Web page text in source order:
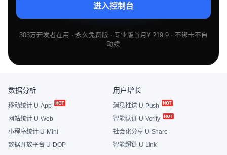
进入控制台
303万开发者在用 · 永久免费版 · 专业版首月¥ ?19.9 · 不绑卡不自
动续
数据分析
移动统计 U-App
网站统计 U-Web
小程序统计 U-Mini
数据开放平台 U-DOP
用户增长
消息推送 U-Push
智能认证 U-Verify
社会化分享 U-Share
智能超链 U-Link